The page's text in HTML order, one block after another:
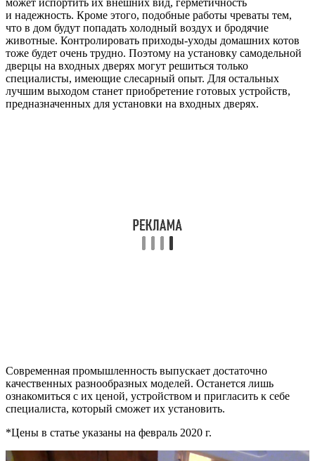
может испортить их внешних вид, герметичность
и надежность. Кроме этого, подобные работы чреваты тем,
что в дом будут попадать холодный воздух и бродячие
животные. Контролировать приходы-уходы домашних котов
тоже будет очень трудно. Поэтому на установку самодельной
дверцы на входных дверях могут решиться только
специалисты, имеющие слесарный опыт. Для остальных
лучшим выходом станет приобретение готовых устройств,
предназначенных для установки на входных дверях.
Современная промышленность выпускает достаточно
качественных разнообразных моделей. Останется лишь
ознакомиться с их ценой, устройством и пригласить к себе
специалиста, который сможет их установить.
*Цены в статье указаны на февраль 2020 г.